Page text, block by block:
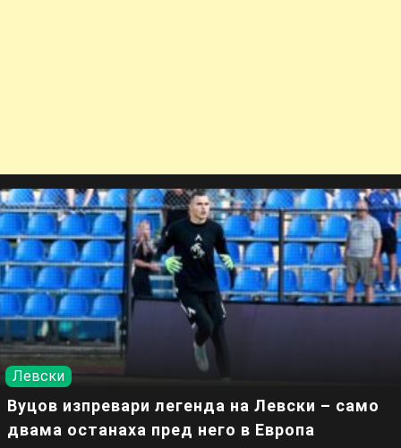
Левски
Вуцов изпревари легенда на Левски – само
двама останаха пред него в Европа